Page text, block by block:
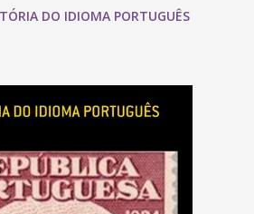
DO IDIOMA PORTUGUÊS